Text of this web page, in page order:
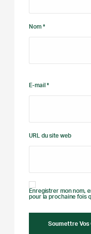
Nom *
E-mail *
URL du site web
Enregistrer mon nom,
pour la prochaine fois